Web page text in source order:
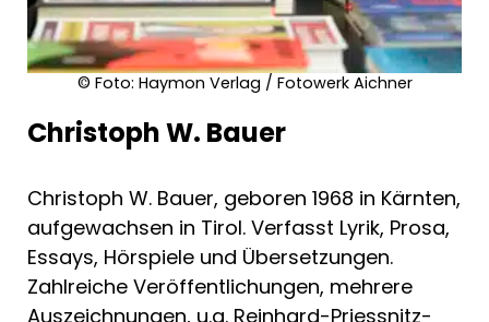
© Foto: Haymon Verlag / Fotowerk Aichner
Christoph W. Bauer
Christoph W. Bauer, geboren 1968 in Kärnten,
aufgewachsen in Tirol. Verfasst Lyrik, Prosa,
Essays, Hörspiele und Übersetzungen.
Zahlreiche Veröffentlichungen, mehrere
Auszeichnungen, u.a. Reinhard-Priessnitz-